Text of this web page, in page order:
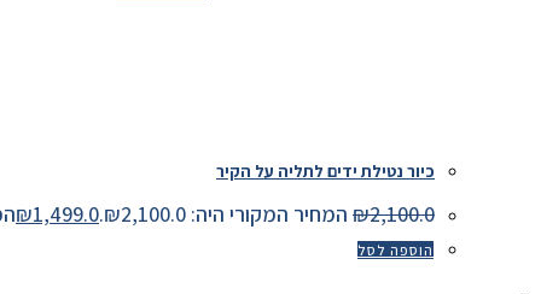
כיור נטילת ידים לתליה על הקיר
₪2,100.0 המחיר המקורי היה: ₪2,100.0. ₪1,499.0
הוספה לסל